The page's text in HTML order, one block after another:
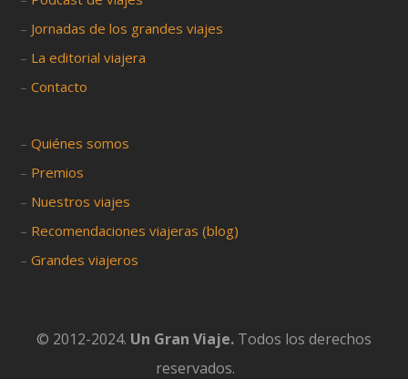
– Jornadas de los grandes viajes
– La editorial viajera
–Contacto
–Quiénes somos
– Premios
– Nuestros viajes
– Recomendaciones viajeras (blog)
–Grandes viajeros
© 2012-2024. Un Gran Viaje. Todos los derechos
reservados.